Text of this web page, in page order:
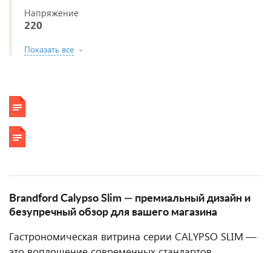
Напряжение
220
Показать все
Brandford Calypso Slim — премиальный дизайн и
безупречный обзор для вашего магазина
Гастрономическая витрина серии CALYPSO SLIM —